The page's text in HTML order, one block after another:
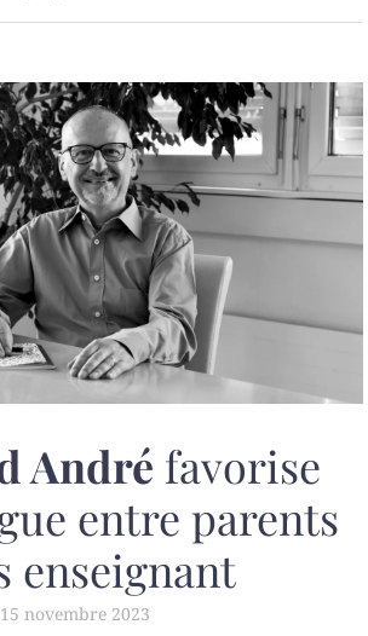
André favorise
entre parents
enseignant
novembre 2023